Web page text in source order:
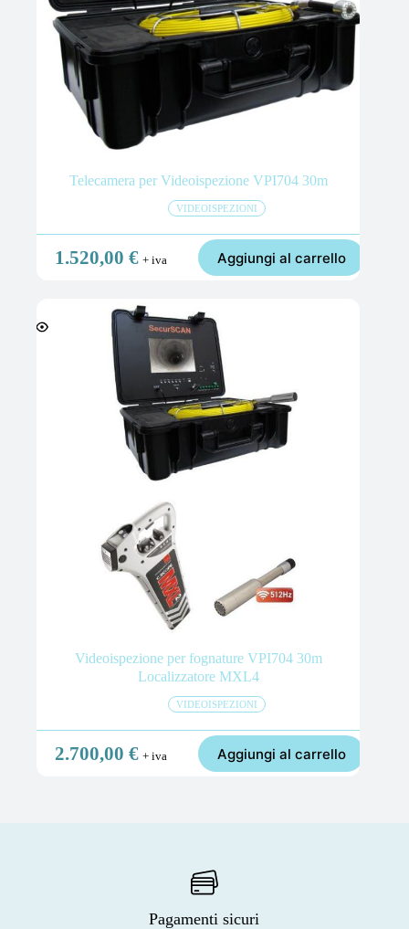
Telecamera per Videoispezione VPI704 30m
VIDEOISPEZIONI
1.520,00 € + iva Aggiungi al carrello
Videoispezione per fognature VPI704 30m
Localizzatore MXL4
VIDEOISPEZIONI
2.700,00 € + iva Aggiungi al carrello
Pagamenti sicuri